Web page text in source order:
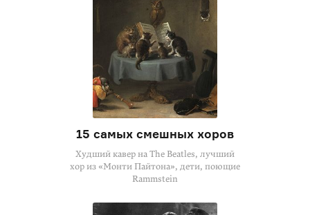
15 самых смешных хоров
Худший кавер на The Beatles, лучший
хор из «Монти Пайтона», дети, поющие
Rammstein